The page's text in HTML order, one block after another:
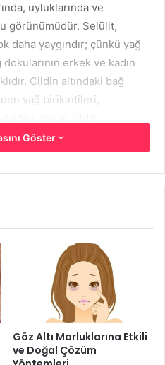
uyluklarında ve
görünümüdür. Selülit,
daha yaygındır; çünkü yağ
erkek ve kadın
Cildin altındaki bağ
yağ birikintileri,
neden olur.
pannikülopati (EFP)
veya cilt altındaki
selülit olarak bilinen durumla
Göster
Göz Altı Morluklarına Etkili
ve Doğal Çözüm